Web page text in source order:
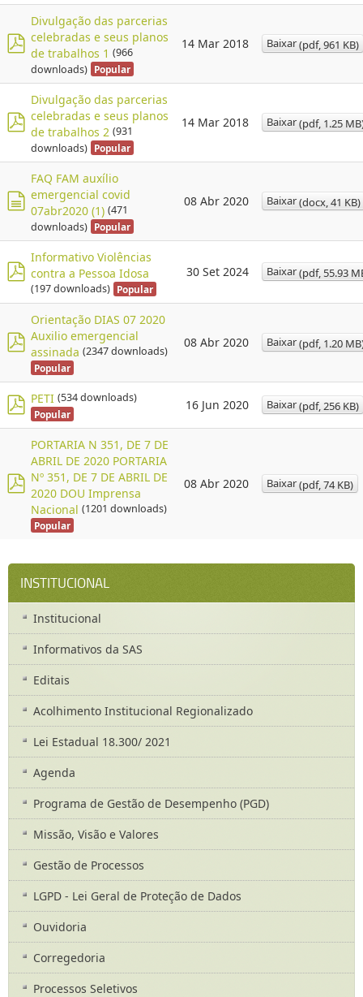
d
f
d
Divulgação das parcerias
celebradas e seus planos
de trabalhos 1 (966
downloads) Popular
14 Mar 2018 Baixar(pdf, 961 KB)
d
Divulgação das parcerias
celebradas e seus planos
de trabalhos 2 (931
downloads) Popular
14 Mar 2018 Baixar(pdf, 1.25 MB
o
c
u
n
t
FAQ FAM auxílio
emergencial covid
07abr2020 (1) (471
downloads) Popular
08 Abr 2020 Baixar(docx, 41 KB)
d
f
Informativo Violências
contra a Pessoa Idosa
(197 downloads) Popular
30 Set 2024 Baixar(pdf, 55.93
d
f
Orientação DIAS 07 2020
Auxilio emergencial
assinada (2347 downloads)
Popular
08 Abr 2020 Baixar(pdf, 1.20 MB
p
PETI (534 downloads)
Popular
16 Jun 2020 Baixar(pdf, 256 KB)
PORTARIA N 351, DE 7 DE
ABRIL DE 2020 PORTARIA
Nº 351, DE 7 DE ABRIL DE
2020 DOU Imprensa
Nacional (1201 downloads)
Popular
08 Abr 2020 Baixar(pdf, 74 KB)
INSTITUCIONAL
Institucional
Informativos da SAS
Editais
Acolhimento Institucional Regionalizado
Lei Estadual 18.300/ 2021
Agenda
Programa de Gestão de Desempenho (PGD)
Missão, Visão e Valores
Gestão de Processos
LGPD - Lei Geral de Proteção de Dados
Ouvidoria
Corregedoria
Processos Seletivos